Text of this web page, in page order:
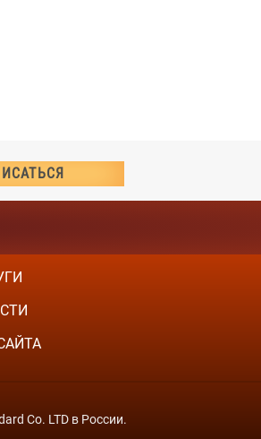
Co. LTD в России.